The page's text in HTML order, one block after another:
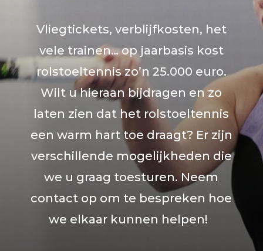
Vliegtickets, verblijfkosten, het
vele trainen… op jaarbasis kost
rolstoeltennis zo’n 25.000 euro.
Wilt u hieraan bijdragen en zo
laten zien dat het rolstoeltennis
een warm hart toe draagt? Er zijn
verschillende mogelijkheden die
we u graag toesturen. Neem
contact op om te bespreken hoe
we elkaar kunnen helpen!